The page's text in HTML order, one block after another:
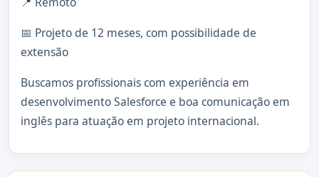
📅 Projeto de 12 meses, com possibilidade de
extensão
Buscamos profissionais com experiência em
desenvolvimento Salesforce e boa comunicação em
inglês para atuação em projeto internacional.